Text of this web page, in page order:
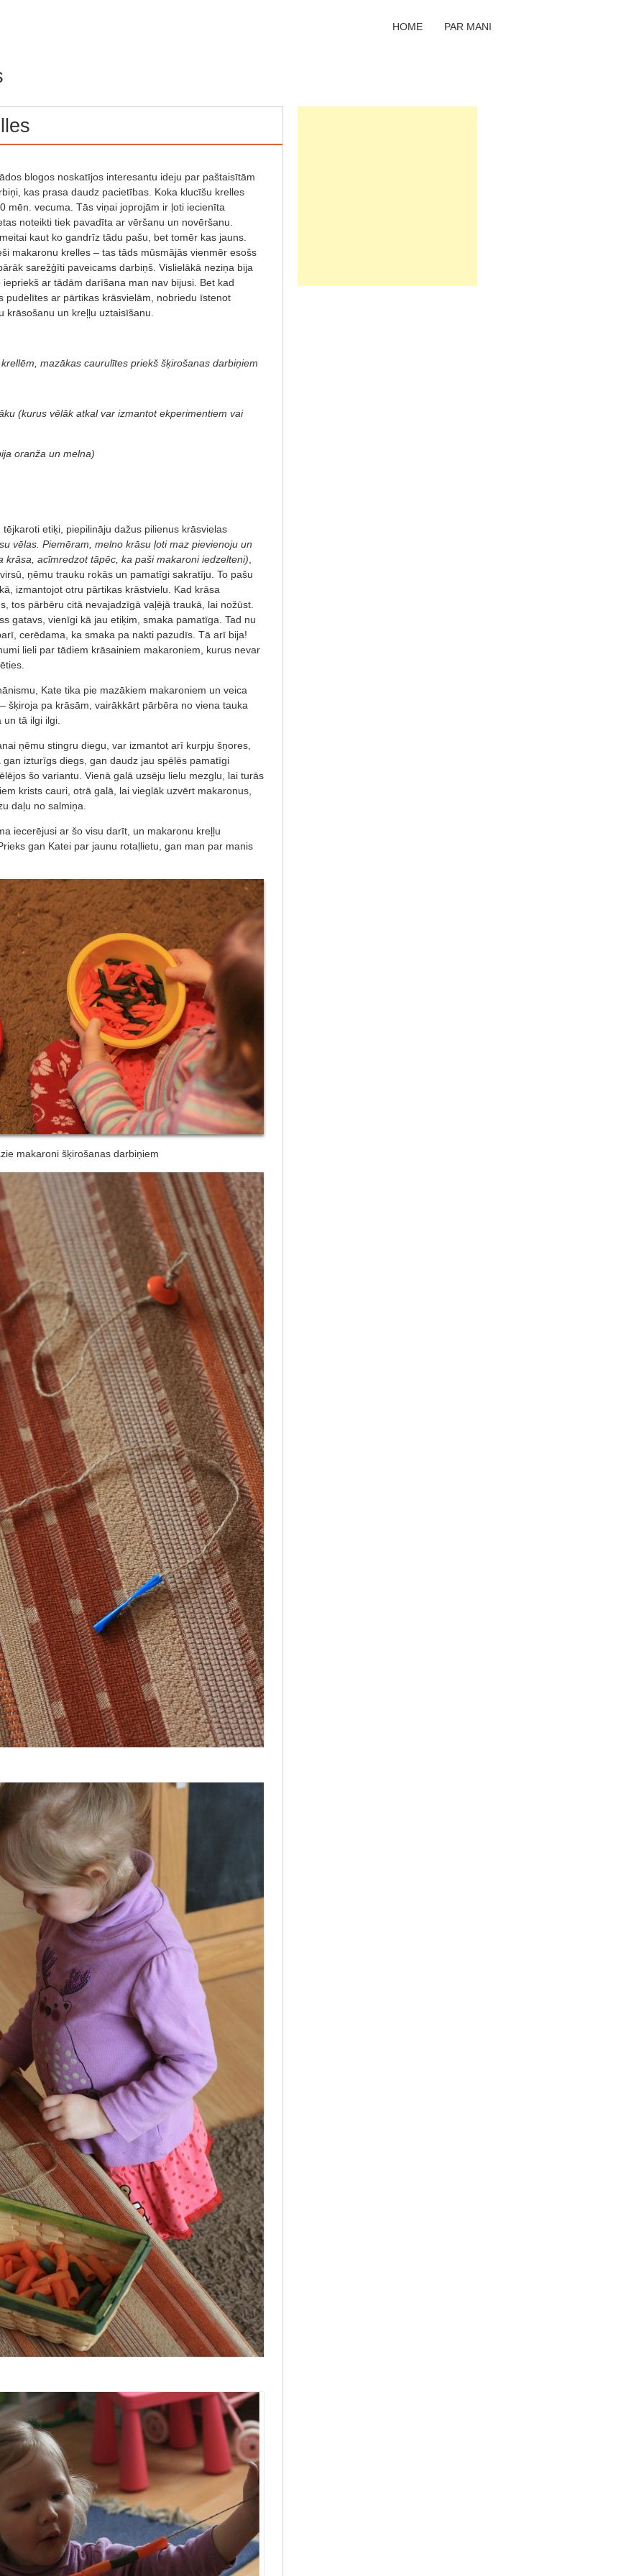
HOME PAR MANI
blogos noskatījos interesantu ideju par paštaisītām
kas prasa daudz pacietības. Koka klucīšu krelles
mēn. vecuma. Tās viņai joprojām ir ļoti iecienīta
noteikti tiek pavadīta ar vēršanu un novēršanu.
kaut ko gandrīz tādu pašu, bet tomēr kas jauns.
makaronu krelles – tas tāds mūsmājās vienmēr esošs
sarežģīti paveicams darbiņš. Vislielākā neziņa bija
ar tādām darīšana man nav bijusi. Bet kad
pudelītes ar pārtikas krāsvielām, nobriedu īstenot
krāsošanu un kreļļu uztaisīšanu.
mazākas caurulītes priekš šķirošanas darbiņiem
(kurus vēlāk atkal var izmantot ekperimentiem vai
oranža un melna)
etiķi, piepilināju dažus pilienus krāsvielas
vēlas. Piemēram, melno krāsu ļoti maz pievienoju un
krāsa, acīmredzot tāpēc, ka paši makaroni iedzelteni)
ņēmu trauku rokās un pamatīgi sakratīju. To pašu
izmantojot otru pārtikas krāstvielu. Kad krāsa
tos pārbēru citā nevajadzīgā vaļējā traukā, lai nožūst.
gatavs, vienīgi kā jau etiķim, smaka pamatīga. Tad nu
cerēdama, ka smaka pa nakti pazudīs. Tā arī bija!
lieli par tādiem krāsainiem makaroniem, kurus nevar
Kate tika pie mazākiem makaroniem un veica
šķiroja pa krāsām, vairākkārt pārbēra no viena tauka
tā ilgi ilgi.
ņēmu stingru diegu, var izmantot arī kurpju šņores,
izturīgs diegs, gan daudz jau spēlēs pamatīgi
šo variantu. Vienā galā uzsēju lielu mezglu, lai turās
krists cauri, otrā galā, lai vieglāk uzvērt makaronus,
daļu no salmiņa.
iecerējusi ar šo visu darīt, un makaronu kreļļu
gan Katei par jaunu rotaļlietu, gan man par manis
makaroni šķirošanas darbiņiem